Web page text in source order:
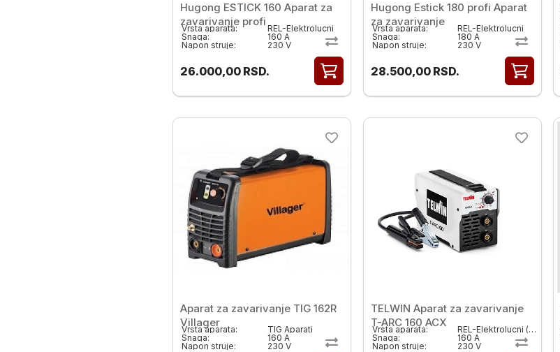
Hugong ESTICK 160 Aparat za
zavarivanje profi
Vrsta aparata:
REL-Elektrolucni
Snaga:
160 A
Napon struje:
230 V
26.000,00 RSD.
Hugong Estick 180 profi Aparat
za zavarivanje
Vrsta aparata:
REL-Elektrolucni
Snaga:
180 A
Napon struje:
230 V
28.500,00 RSD.
Aparat za zavarivanje TIG 162R
Villager
Vrsta aparata:
TIG Aparati
Snaga:
160 A
Napon struje:
230 V
TELWIN Aparat za zavarivanje
T-ARC 160 ACX
Vrsta aparata:
REL-Elektrolucni ( MMA)
Snaga:
160 A
Napon struje:
230 V